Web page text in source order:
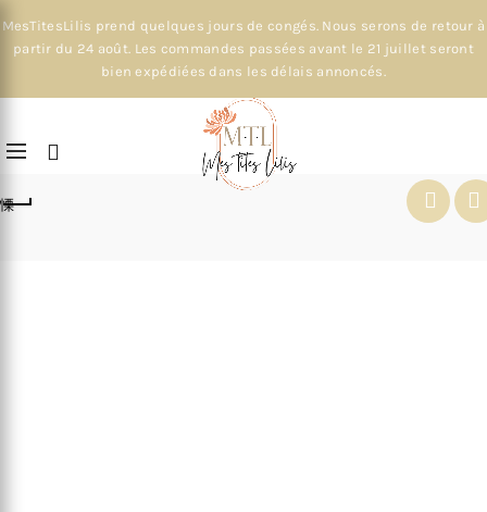
MesTitesLilis prend quelques jours de congés. Nous serons de retour à
partir du 24 août. Les commandes passées avant le 21 juillet seront
bien expédiées dans les délais annoncés.